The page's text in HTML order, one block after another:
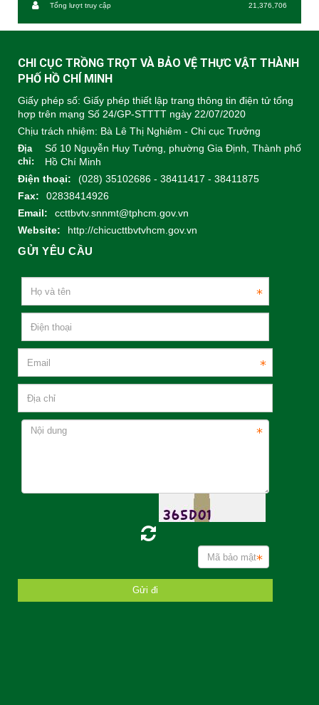
Tổng lượt truy cập 21,376,706
CHI CỤC TRỒNG TRỌT VÀ BẢO VỆ THỰC VẬT THÀNH
PHỐ HỒ CHÍ MINH
Giấy phép số: Giấy phép thiết lập trang thông tin điện tử tổng
hợp trên mạng Số 24/GP-STTTT ngày 22/07/2020
Chịu trách nhiệm: Bà Lê Thị Nghiêm - Chi cục Trưởng
Địa
chỉ:
Số 10 Nguyễn Huy Tưởng, phường Gia Định, Thành phố
Hồ Chí Minh
Điện thoại:
(028) 35102686 - 38411417 - 38411875
Fax:
02838414926
Email:
ccttbvtv.snnmt@tphcm.gov.vn
Website:
http://chicucttbvtvhcm.gov.vn
GỬI YÊU CẦU